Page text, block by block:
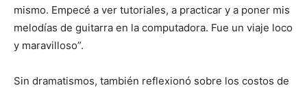
mismo. Empecé a ver tutoriales, a practicar y a poner mis
melodías de guitarra en la computadora. Fue un viaje loco
y maravilloso”.
Sin dramatismos, también reflexionó sobre los costos de